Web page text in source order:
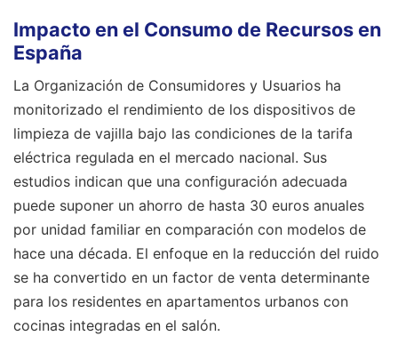
Impacto en el Consumo de Recursos en
España
La Organización de Consumidores y Usuarios ha
monitorizado el rendimiento de los dispositivos de
limpieza de vajilla bajo las condiciones de la tarifa
eléctrica regulada en el mercado nacional. Sus
estudios indican que una configuración adecuada
puede suponer un ahorro de hasta 30 euros anuales
por unidad familiar en comparación con modelos de
hace una década. El enfoque en la reducción del ruido
se ha convertido en un factor de venta determinante
para los residentes en apartamentos urbanos con
cocinas integradas en el salón.